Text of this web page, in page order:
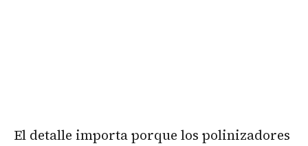
El detalle importa porque los polinizadores